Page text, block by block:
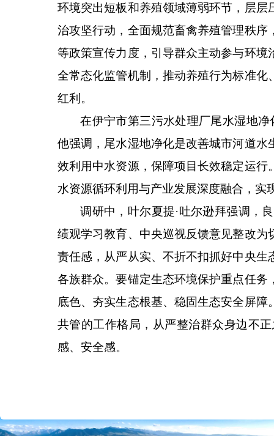
环境突出短板和养殖领域薄弱环节，层
治攻坚行动，全面规范畜禽养殖管理秩
等政策宣传力度，引导群众主动参与环
全常态化监管机制，推动养殖行为标准
红利。
在伊宁市第三污水处理厂尾水湿地
他强调，尾水湿地净化是改善城市河道
效利用中水资源，保障项目长效稳定运
水资源循环利用与产业发展深度融合，实
调研中，叶尔夏提·吐尔逊拜强调，
绩观学习教育、中央巡视反馈意见整改
责任感，从严从实、不折不扣抓好中央
各族群众。要锚定生态环境保护重点任
底色、夯实生态根基、稳固生态安全屏
共管的工作格局，从严整治群众身边不
感、安全感。